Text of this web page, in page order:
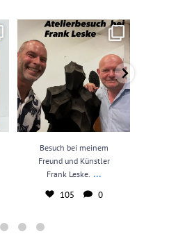
Besuch bei meinem Freund und
Künstler Frank Leske....
105 0
Besuch bei meinem
Freund und Künstler
Frank Leske. ...
105 0